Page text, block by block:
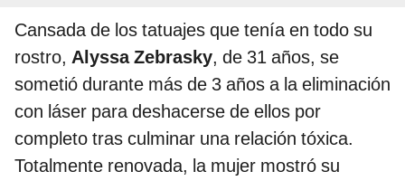
Cansada de los tatuajes que tenía en todo su
rostro, Alyssa Zebrasky, de 31 años, se
sometió durante más de 3 años a la eliminación
con láser para deshacerse de ellos por
completo tras culminar una relación tóxica.
Totalmente renovada, la mujer mostró su